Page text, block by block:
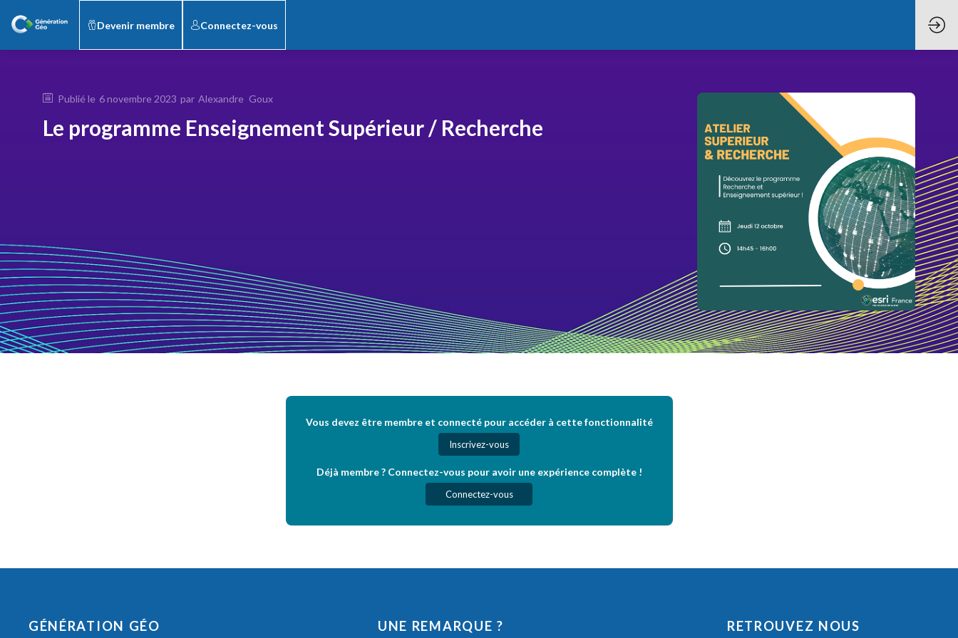
Devenir membre Connectez-vous
Publié le 6 novembre 2023 par Alexandre Goux
Le programme Enseignement Supérieur / Recherche
Vous devez être membre et connecté pour accéder à cette fonctionnalité
Inscrivez-vous
Déjà membre ? Connectez-vous pour avoir une expérience complète !
Connectez-vous
GÉNÉRATION GÉO
UNE REMARQUE ?
RETROUVEZ NOUS